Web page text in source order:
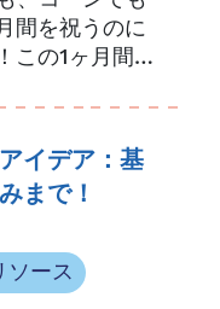
間を祝うのに
この1ヶ月間の
イデア：基
まで！
ソース